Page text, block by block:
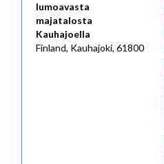
lumoavasta
majatalosta
Kauhajoella
Finland, Kauhajoki, 61800